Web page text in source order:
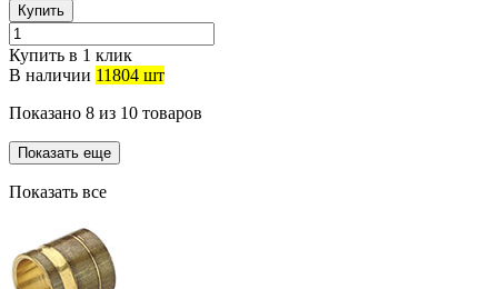
Купить
Купить в 1 клик
В наличии 11804 шт
Показано 8 из 10 товаров
Показать еще
Показать все